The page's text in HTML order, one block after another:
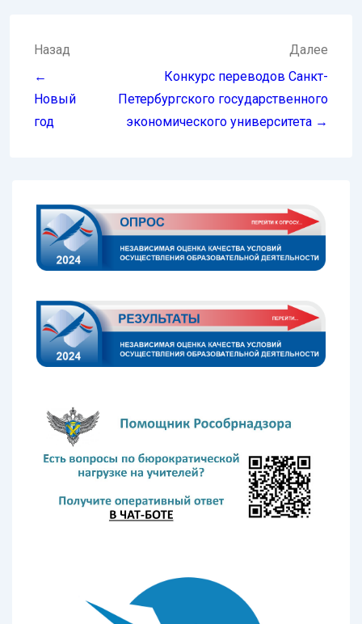
Навигация
по
записям
Назад
←
Новый
год
Далее
Конкурс переводов Санкт-
Петербургского государственного
экономического университета →